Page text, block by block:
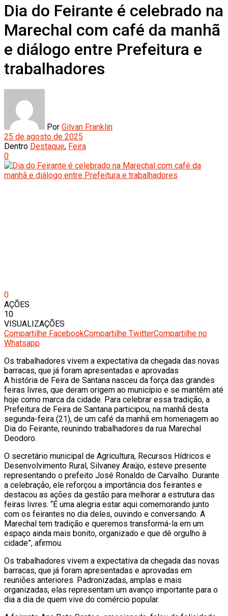
Dia do Feirante é celebrado na
Marechal com café da manhã
e diálogo entre Prefeitura e
trabalhadores
Por Gilvan Franklin
25 de agosto de 2025
Dentro Destaque, Feira
0
0
AÇÕES
10
VISUALIZAÇÕES
Compartilhe FacebookCompartilhe TwitterCompartilhe no
Whatsapp
Os trabalhadores vivem a expectativa da chegada das novas
barracas, que já foram apresentadas e aprovadas
A história de Feira de Santana nasceu da força das grandes
feiras livres, que deram origem ao município e se mantêm até
hoje como marca da cidade. Para celebrar essa tradição, a
Prefeitura de Feira de Santana participou, na manhã desta
segunda-feira (21), de um café da manhã em homenagem ao
Dia do Feirante, reunindo trabalhadores da rua Marechal
Deodoro.
O secretário municipal de Agricultura, Recursos Hídricos e
Desenvolvimento Rural, Silvaney Araújo, esteve presente
representando o prefeito José Ronaldo de Carvalho. Durante
a celebração, ele reforçou a importância dos feirantes e
destacou as ações da gestão para melhorar a estrutura das
feiras livres. “É uma alegria estar aqui comemorando junto
com os feirantes no dia deles, ouvindo e conversando. A
Marechal tem tradição e queremos transformá-la em um
espaço ainda mais bonito, organizado e que dê orgulho à
cidade”, afirmou.
Os trabalhadores vivem a expectativa da chegada das novas
barracas, que já foram apresentadas e aprovadas em
reuniões anteriores. Padronizadas, amplas e mais
organizadas, elas representam um avanço importante para o
dia a dia de quem vive do comércio popular.